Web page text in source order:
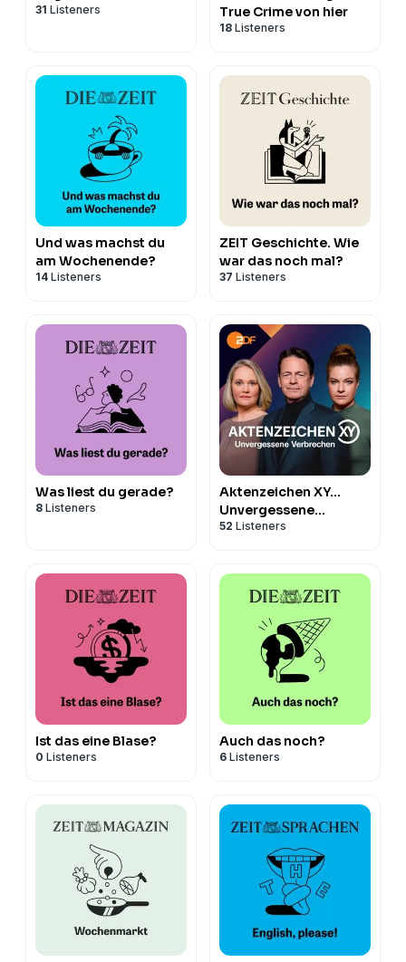
31 Listeners
True Crime von hier
18 Listeners
Und was machst du
am Wochenende?
14 Listeners
ZEIT Geschichte. Wie
war das noch mal?
37 Listeners
Was liest du gerade?
8 Listeners
Aktenzeichen XY…
Unvergessene
Verbrechen
52 Listeners
Ist das eine Blase?
0 Listeners
Auch das noch?
6 Listeners